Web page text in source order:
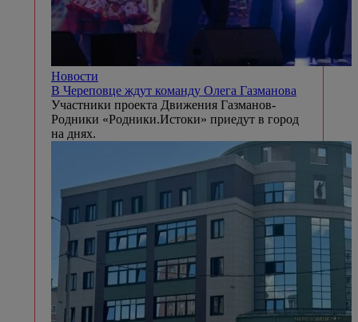
Новости
В Череповце ждут команду Олега Газманова
Участники проекта Движения Газманов-
Родники «Родники.Истоки» приедут в город
на днях.